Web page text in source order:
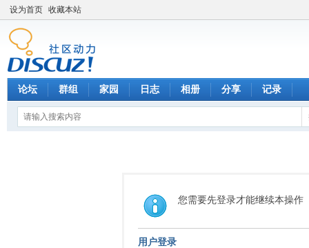
设为首页 收藏本站
论坛 群组 家园 日志 相册 分享 记录
您需要先登录才能继续本操作
用户登录